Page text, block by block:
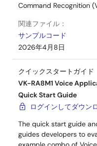
Command Recognition
関連ファイル：
サンプルコード
2026年4月8日
クイックスタートガイド
VK-RA8M1 Voice
Quick Start Guide
ログインしてダウン
The quick start guide
guides developers to